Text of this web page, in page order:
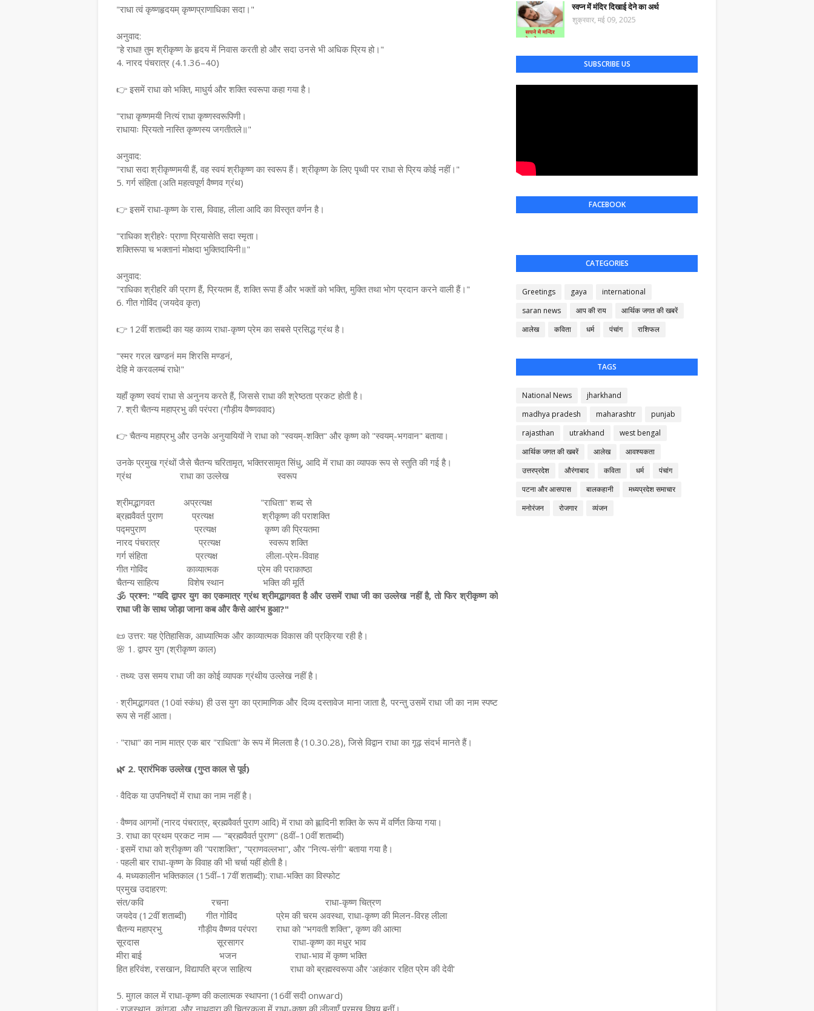
"राधा त्वं कृष्णहृदयम् कृष्णप्राणाधिका सदा।"
अनुवाद:
"हे राधा! तुम श्रीकृष्ण के हृदय में निवास करती हो और सदा उनसे भी अधिक प्रिय हो।"
4. नारद पंचरात्र (4.1.36–40)
👉 इसमें राधा को भक्ति, माधुर्य और शक्ति स्वरूपा कहा गया है।
"राधा कृष्णमयी नित्यं राधा कृष्णस्वरूपिणी।
राधायाः प्रियतो नास्ति कृष्णस्य जगतीतले॥"
अनुवाद:
"राधा सदा श्रीकृष्णमयी हैं, वह स्वयं श्रीकृष्ण का स्वरूप हैं। श्रीकृष्ण के लिए पृथ्वी पर राधा से प्रिय कोई नहीं।"
5. गर्ग संहिता (अति महत्वपूर्ण वैष्णव ग्रंथ)
👉 इसमें राधा-कृष्ण के रास, विवाह, लीला आदि का विस्तृत वर्णन है।
"राधिका श्रीहरेः प्राणा प्रियासेति सदा स्मृता।
शक्तिरूपा च भक्तानां मोक्षदा भुक्तिदायिनी॥"
अनुवाद:
"राधिका श्रीहरि की प्राण हैं, प्रियतम हैं, शक्ति रूपा हैं और भक्तों को भक्ति, मुक्ति तथा भोग प्रदान करने वाली हैं।"
6. गीत गोविंद (जयदेव कृत)
👉 12वीं शताब्दी का यह काव्य राधा-कृष्ण प्रेम का सबसे प्रसिद्ध ग्रंथ है।
"स्मर गरल खण्डनं मम शिरसि मण्डनं,
देहि मे करवलम्बं राधे!"
यहाँ कृष्ण स्वयं राधा से अनुनय करते हैं, जिससे राधा की श्रेष्ठता प्रकट होती है।
7. श्री चैतन्य महाप्रभु की परंपरा (गौड़ीय वैष्णववाद)
👉 चैतन्य महाप्रभु और उनके अनुयायियों ने राधा को "स्वयम्-शक्ति" और कृष्ण को "स्वयम्-भगवान" बताया।
उनके प्रमुख ग्रंथों जैसे चैतन्य चरितामृत, भक्तिरसामृत सिंधु, आदि में राधा का व्यापक रूप से स्तुति की गई है।
ग्रंथ
राधा का उल्लेख स्वरूप
श्रीमद्भागवत अप्रत्यक्ष
"राधिता" शब्द से
ब्रह्मवैवर्त पुराण
प्रत्यक्ष
श्रीकृष्ण की पराशक्ति
पद्मपुराण
प्रत्यक्ष
कृष्ण की प्रियतमा
नारद पंचरात्र
प्रत्यक्ष
स्वरूप शक्ति
गर्ग संहिता
प्रत्यक्ष
लीला-प्रेम-विवाह
गीत गोविंद
काव्यात्मक
प्रेम की पराकाष्ठा
चैतन्य साहित्य
विशेष स्थान
भक्ति की मूर्ति
🕉 प्रश्न: "यदि द्वापर युग का एकमात्र ग्रंथ श्रीमद्भागवत है और उसमें राधा जी का उल्लेख नहीं है, तो फिर श्रीकृष्ण को
राधा जी के साथ जोड़ा जाना कब और कैसे आरंभ हुआ?"
📜 उत्तर: यह ऐतिहासिक, आध्यात्मिक और काव्यात्मक विकास की प्रक्रिया रही है।
🌸 1. द्वापर युग (श्रीकृष्ण काल)
· तथ्य: उस समय राधा जी का कोई व्यापक ग्रंथीय उल्लेख नहीं है।
· श्रीमद्भागवत (10वां स्कंध) ही उस युग का प्रामाणिक और दिव्य दस्तावेज माना जाता है, परन्तु उसमें राधा जी का नाम स्पष्ट
रूप से नहीं आता।
· "राधा" का नाम मात्र एक बार "राधिता" के रूप में मिलता है (10.30.28), जिसे विद्वान राधा का गूढ़ संदर्भ मानते हैं।
🌿 2. प्रारंभिक उल्लेख (गुप्त काल से पूर्व)
· वैदिक या उपनिषदों में राधा का नाम नहीं है।
· वैष्णव आगमों (नारद पंचरात्र, ब्रह्मवैवर्त पुराण आदि) में राधा को ह्लादिनी शक्ति के रूप में वर्णित किया गया।
3. राधा का प्रथम प्रकट नाम — "ब्रह्मवैवर्त पुराण" (8वीं–10वीं शताब्दी)
· इसमें राधा को श्रीकृष्ण की "पराशक्ति", "प्राणवल्लभा", और "नित्य-संगी" बताया गया है।
· पहली बार राधा-कृष्ण के विवाह की भी चर्चा यहीं होती है।
4. मध्यकालीन भक्तिकाल (15वीं–17वीं शताब्दी): राधा-भक्ति का विस्फोट
प्रमुख उदाहरण:
संत/कवि
रचना
राधा-कृष्ण चित्रण
जयदेव (12वीं शताब्दी)
गीत गोविंद
प्रेम की चरम अवस्था, राधा-कृष्ण की मिलन-विरह लीला
चैतन्य महाप्रभु
गौड़ीय वैष्णव परंपरा
राधा को "भगवती शक्ति", कृष्ण की आत्मा
सूरदास
सूरसागर
राधा-कृष्ण का मधुर भाव
मीरा बाई
भजन
राधा-भाव में कृष्ण भक्ति
हित हरिवंश, रसखान, विद्यापति ब्रज साहित्य
राधा को ब्रह्मस्वरूपा और 'अहंकार रहित प्रेम की देवी'
5. मुग़ल काल में राधा-कृष्ण की कलात्मक स्थापना (16वीं सदी onward)
· राजस्थान, कांगड़ा, और नाथद्वारा की चित्रकला में राधा-कृष्ण की लीलाएँ प्रमुख विषय बनीं।
स्वप्न में मंदिर दिखाई देने का अर्थ
शुक्रवार, मई 09, 2025
SUBSCRIBE US
FACEBOOK
CATEGORIES
Greetings gaya
international
saran news
आप की राय
आर्थिक जगत की खबरें
आलेख
कविता धर्म पंचांग राशिफल
TAGS
National News
jharkhand
madhya pradesh
maharashtr
punjab
rajasthan
utrakhand
west bengal
आर्थिक जगत की खबरें
आलेख
आवश्यकता
उत्तरप्रदेश
औरंगाबाद कविता धर्म
पंचांग
पटना और आसपास
बालकहानी
मध्यप्रदेश समाचार
मनोरंजन
रोजगार व्यंजन